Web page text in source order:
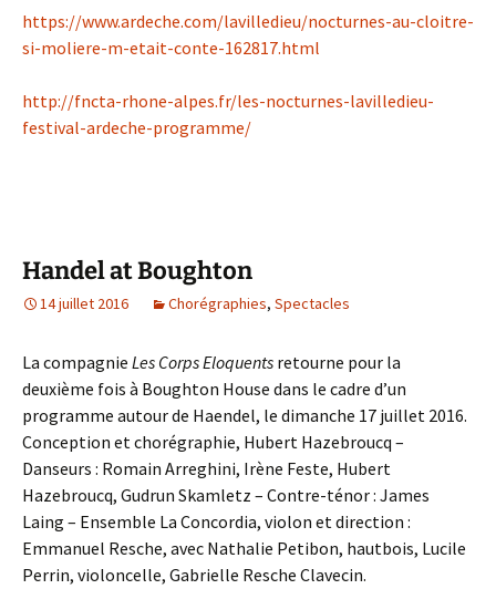
https://www.ardeche.com/lavilledieu/nocturnes-au-cloitre-
si-moliere-m-etait-conte-162817.html
http://fncta-rhone-alpes.fr/les-nocturnes-lavilledieu-
festival-ardeche-programme/
Handel at Boughton
14 juillet 2016 Chorégraphies, Spectacles
La compagnie Les Corps Eloquents retourne pour la
deuxième fois à Boughton House dans le cadre d’un
programme autour de Haendel, le dimanche 17 juillet 2016.
Conception et chorégraphie, Hubert Hazebroucq –
Danseurs : Romain Arreghini, Irène Feste, Hubert
Hazebroucq, Gudrun Skamletz – Contre-ténor : James
Laing – Ensemble La Concordia, violon et direction :
Emmanuel Resche, avec Nathalie Petibon, hautbois, Lucile
Perrin, violoncelle, Gabrielle Resche Clavecin.